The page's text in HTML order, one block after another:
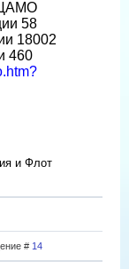
ЦАМО
58
18002
460
и Флот
# 14